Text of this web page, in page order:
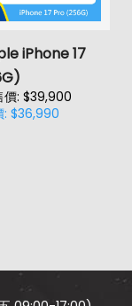
iPhone 17
價: $39,900
: $36,990